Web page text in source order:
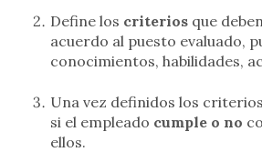
Define los criterios que
acuerdo al puesto evaluado,
conocimientos, habilidades,
Una vez definidos los
si el empleado cumple o no
ellos.